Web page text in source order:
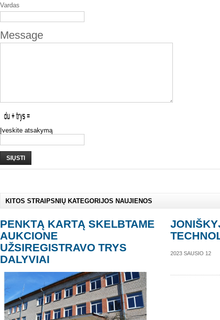
Vardas
Message
Įveskite atsakymą
SIŲSTI
KITOS STRAIPSNIŲ KATEGORIJOS NAUJIENOS
PENKTĄ KARTĄ SKELBTAME
AUKCIONE
UŽSIREGISTRAVO TRYS
DALYVIAI
2023 SAUSIO 12